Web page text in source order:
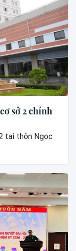
sở 2 chính
tại thôn Ngọc